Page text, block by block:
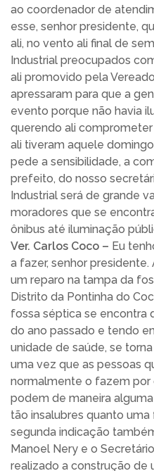
ao coordenador de
esse, senhor presidente,
ali, no vento ali final de
Industrial preocupados
ali promovido pela
apressaram para que a
evento porque não havia
querendo ali
ali tiveram aquele
pede a sensibilidade, a
prefeito, do nosso
Industrial será de grande
moradores que se
ônibus até iluminação
Ver. Carlos Coco – Eu
a fazer, senhor
um reparo na tampa da
Distrito da Pontinha do
fossa séptica se encontra
do ano passado e tendo
unidade de saúde, se
uma vez que as pessoas
normalmente o fazem por
podem de maneira
tão insalubres quanto
segunda indicação
Manoel Nery e o
realizado a construção de